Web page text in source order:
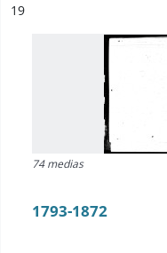
n°
19
74 medias
1793-1872